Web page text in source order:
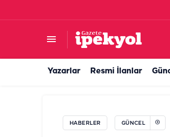
Yazarlar Resmi İlanlar
HABERLER GÜNCEL
Şanlıurfa'da emekli olan kıdemli